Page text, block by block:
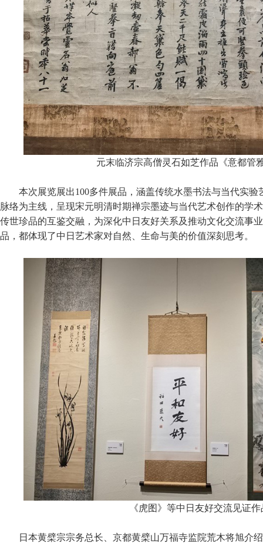
元末临济宗高僧灵石如芝作品《意都管
本次展览展出100多件展品，涵盖传统水墨书法与当代实
脉络为主线，呈现宋元明清时期禅宗墨迹与当代艺术创作的学
传世珍品的互鉴交融，为深化中日友好关系及推动文化交流事
品，都体现了中日艺术家对自然、生命与美的价值深刻思考。
《虎图》等中日友好交流见证作
日本黄檗宗宗务总长、京都黄檗山万福寺监院荒木将旭介